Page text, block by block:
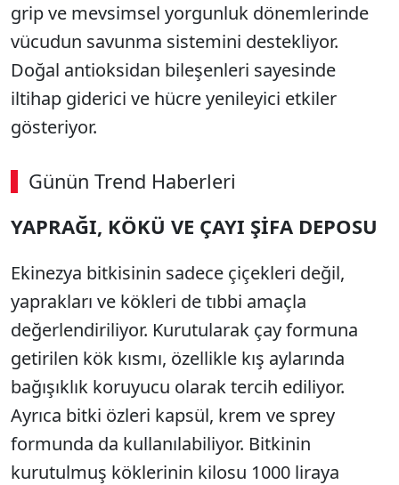
grip ve mevsimsel yorgunluk dönemlerinde
vücudun savunma sistemini destekliyor.
Doğal antioksidan bileşenleri sayesinde
iltihap giderici ve hücre yenileyici etkiler
gösteriyor.
Günün Trend Haberleri
00:02 / 02:14
Sesi Aç
YAPRAĞI, KÖKÜ VE ÇAYI ŞİFA DEPOSU
Ekinezya bitkisinin sadece çiçekleri değil,
yaprakları ve kökleri de tıbbi amaçla
değerlendiriliyor. Kurutularak çay formuna
getirilen kök kısmı, özellikle kış aylarında
bağışıklık koruyucu olarak tercih ediliyor.
Ayrıca bitki özleri kapsül, krem ve sprey
formunda da kullanılabiliyor. Bitkinin
kurutulmuş köklerinin kilosu 1000 liraya